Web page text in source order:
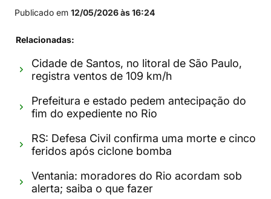
Publicado em 12/05/2026 às 16:24
Relacionadas:
Cidade de Santos, no litoral de São Paulo,
registra ventos de 109 km/h
Prefeitura e estado pedem antecipação do
fim do expediente no Rio
RS: Defesa Civil confirma uma morte e cinco
feridos após ciclone bomba
Ventania: moradores do Rio acordam sob
alerta; saiba o que fazer